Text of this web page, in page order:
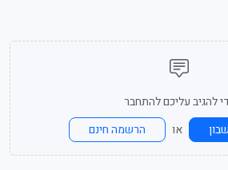
להגיב עליכם להתחבר
או הרשמה חינם